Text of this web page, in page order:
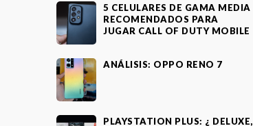
5 CELULARES DE GAMA MEDIA
RECOMENDADOS PARA
JUGAR CALL OF DUTY MOBILE
ANÁLISIS: OPPO RENO 7
PLAYSTATION PLUS: ¿ DELUXE,